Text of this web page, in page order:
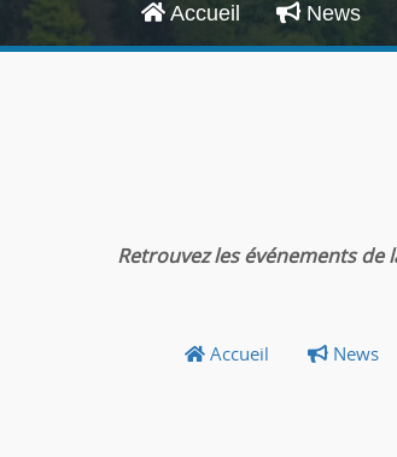
Accueil News
Retrouvez les événements
Accueil News